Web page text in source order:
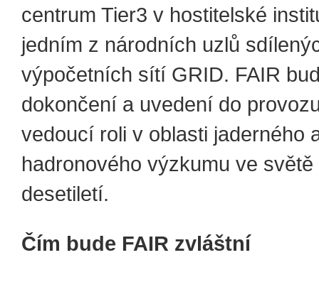
centrum Tier3 v hostitelské
jedním z národních uzlů
výpočetních sítí GRID. FAIR
dokončení a uvedení do
vedoucí roli v oblasti jaderného
hadronového výzkumu ve
desetiletí.
Čím bude FAIR zvláštní